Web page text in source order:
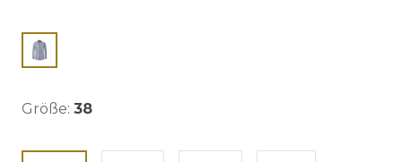
Größe: 38